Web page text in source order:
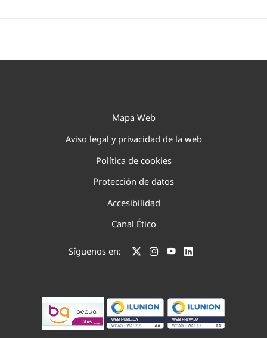
Mapa Web
Aviso legal y privacidad de la web
Política de cookies
Protección de datos
Accesibilidad
Canal Ético
Síguenos en: